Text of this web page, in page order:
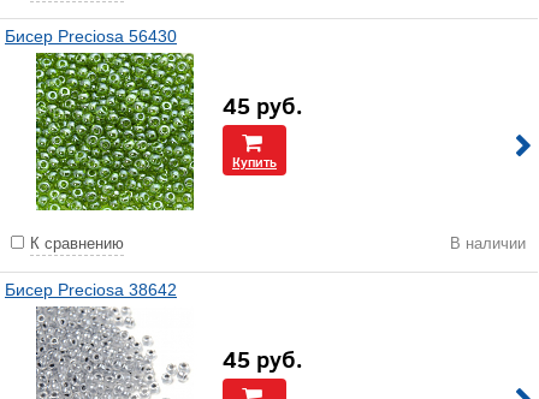
Бисер Preciosa 56430
45 руб.
Купить
К сравнению В наличии
Бисер Preciosa 38642
45 руб.